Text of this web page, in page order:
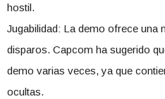
hostil.
​Jugabilidad: La demo ofrece una
disparos. Capcom ha sugerido
demo varias veces, ya que
ocultas.